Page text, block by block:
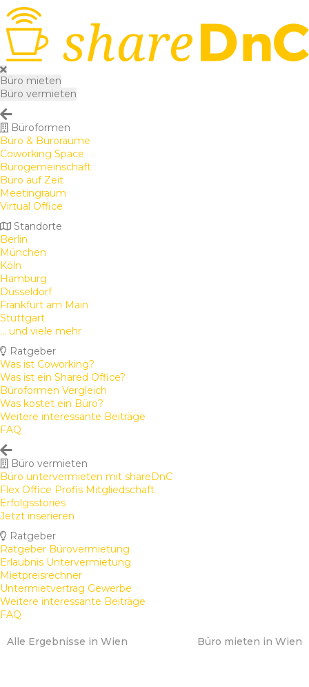
Büro mieten
Büro vermieten
Büroformen
Büro & Büroräume
Coworking Space
Bürogemeinschaft
Büro auf Zeit
Meetingraum
Virtual Office
Standorte
Berlin
München
Köln
Hamburg
Düsseldorf
Frankfurt am Main
Stuttgart
... und viele mehr
Ratgeber
Was ist Coworking?
Was ist ein Shared Office?
Büroformen Vergleich
Was kostet ein Büro?
Weitere interessante Beiträge
FAQ
Büro vermieten
Büro untervermieten mit shareDnC
Flex Office Profis Mitgliedschaft
Erfolgsstories
Jetzt inserieren
Ratgeber
Ratgeber Bürovermietung
Erlaubnis Untervermietung
Mietpreisrechner
Untermietvertrag Gewerbe
Weitere interessante Beiträge
FAQ
Alle Ergebnisse in Wien Büro mieten in Wien